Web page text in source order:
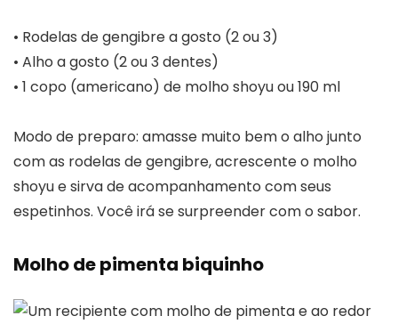
• Rodelas de gengibre a gosto (2 ou 3)
• Alho a gosto (2 ou 3 dentes)
• 1 copo (americano) de molho shoyu ou 190 ml
Modo de preparo: amasse muito bem o alho junto
com as rodelas de gengibre, acrescente o molho
shoyu e sirva de acompanhamento com seus
espetinhos. Você irá se surpreender com o sabor.
Molho de pimenta biquinho